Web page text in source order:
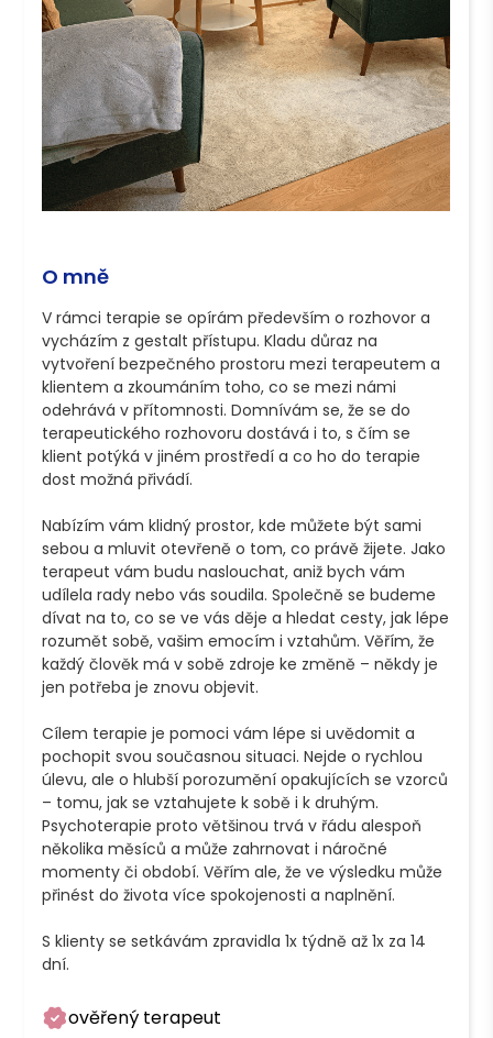
O mně
V rámci terapie se opírám především o rozhovor a
vycházím z gestalt přístupu. Kladu důraz na
vytvoření bezpečného prostoru mezi terapeutem a
klientem a zkoumáním toho, co se mezi námi
odehrává v přítomnosti. Domnívám se, že se do
terapeutického rozhovoru dostává i to, s čím se
klient potýká v jiném prostředí a co ho do terapie
dost možná přivádí.
Nabízím vám klidný prostor, kde můžete být sami
sebou a mluvit otevřeně o tom, co právě žijete. Jako
terapeut vám budu naslouchat, aniž bych vám
udílela rady nebo vás soudila. Společně se budeme
dívat na to, co se ve vás děje a hledat cesty, jak lépe
rozumět sobě, vašim emocím i vztahům. Věřím, že
každý člověk má v sobě zdroje ke změně – někdy je
jen potřeba je znovu objevit.
Cílem terapie je pomoci vám lépe si uvědomit a
pochopit svou současnou situaci. Nejde o rychlou
úlevu, ale o hlubší porozumění opakujících se vzorců
– tomu, jak se vztahujete k sobě i k druhým.
Psychoterapie proto většinou trvá v řádu alespoň
několika měsíců a může zahrnovat i náročné
momenty či období. Věřím ale, že ve výsledku může
přinést do života více spokojenosti a naplnění.
S klienty se setkávám zpravidla 1x týdně až 1x za 14
ověřený terapeut